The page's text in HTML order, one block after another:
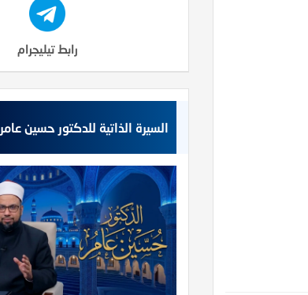
رابط تيليجرام
السيرة الذاتية للدكتور حسين عامر